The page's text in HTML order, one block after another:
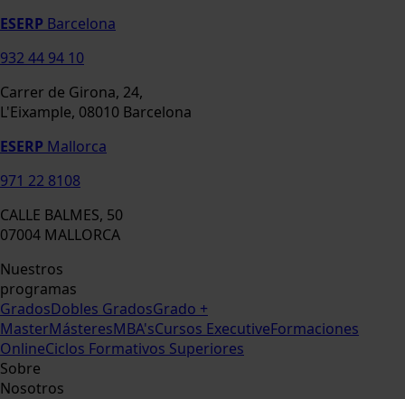
ESERP Barcelona
932 44 94 10
Carrer de Girona, 24,
L'Eixample, 08010 Barcelona
ESERP Mallorca
971 22 8108
CALLE BALMES, 50
07004 MALLORCA
Nuestros
programas
GradosDobles GradosGrado +
MasterMásteresMBA'sCursos ExecutiveFormaciones
OnlineCiclos Formativos Superiores
Sobre
Nosotros